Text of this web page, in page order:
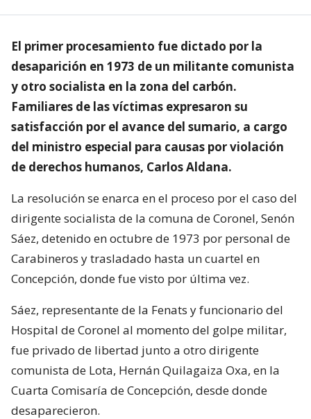
El primer procesamiento fue dictado por la
desaparición en 1973 de un militante comunista
y otro socialista en la zona del carbón.
Familiares de las víctimas expresaron su
satisfacción por el avance del sumario, a cargo
del ministro especial para causas por violación
de derechos humanos, Carlos Aldana.
La resolución se enarca en el proceso por el caso del
dirigente socialista de la comuna de Coronel, Senón
Sáez, detenido en octubre de 1973 por personal de
Carabineros y trasladado hasta un cuartel en
Concepción, donde fue visto por última vez.
Sáez, representante de la Fenats y funcionario del
Hospital de Coronel al momento del golpe militar,
fue privado de libertad junto a otro dirigente
comunista de Lota, Hernán Quilagaiza Oxa, en la
Cuarta Comisaría de Concepción, desde donde
desaparecieron.